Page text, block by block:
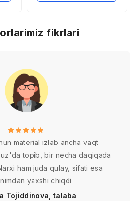
fikrlari
material izlab ancha vaqt
topib, bir necha daqiqada
ham juda qulay, sifati esa
yaxshi chiqdi
Tojiddinova, talaba